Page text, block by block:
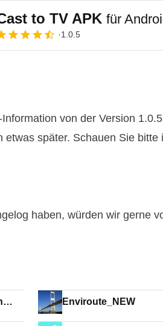
to TV APK für
1.0.5
von der Version
später. Schauen Sie
haben, würden wir gerne
Enviroute_NEW